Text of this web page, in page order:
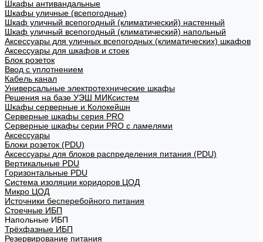
Шкафы антивандальные
Шкафы уличные (всепогодные)
Шкаф уличный всепогодный (климатический) настенный
Шкаф уличный всепогодный (климатический) напольный
Аксессуары для уличных всепогодных (климатических) шкафов
Аксессуары для шкафов и стоек
Блок розеток
Ввод с уплотнением
Кабель канал
Универсальные электротехнические шкафы
Решения на базе УЭШ МИКсистем
Шкафы серверные и Колокейшн
Серверные шкафы серия PRO
Серверные шкафы серии PRO с ламелями
Аксессуары
Блоки розеток (PDU)
Аксессуары для блоков распределения питания (PDU)
Вертикальные PDU
Горизонтальные PDU
Система изоляции коридоров ЦОД
Микро ЦОД
Источники бесперебойного питания
Стоечные ИБП
Напольные ИБП
Трёхфазные ИБП
Резервирование питания